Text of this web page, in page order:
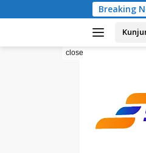
to
Breaking
close